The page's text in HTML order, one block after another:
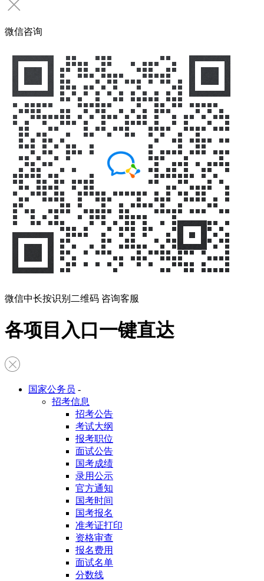
微信咨询
微信中长按识别二维码 咨询客服
各项目入口一键直达
国家公务员 -
招考信息
招考公告
考试大纲
报考职位
面试公告
国考成绩
录用公示
官方通知
国考时间
国考报名
准考证打印
资格审查
报名费用
面试名单
分数线